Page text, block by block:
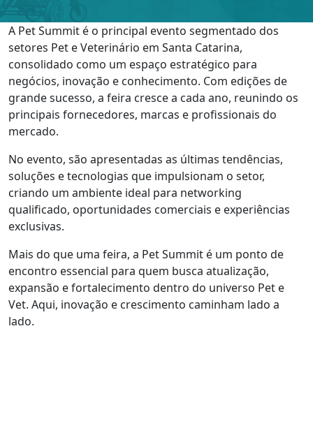
A Pet Summit é o principal evento segmentado dos
setores Pet e Veterinário em Santa Catarina,
consolidado como um espaço estratégico para
negócios, inovação e conhecimento. Com edições de
grande sucesso, a feira cresce a cada ano, reunindo os
principais fornecedores, marcas e profissionais do
mercado.
No evento, são apresentadas as últimas tendências,
soluções e tecnologias que impulsionam o setor,
criando um ambiente ideal para networking
qualificado, oportunidades comerciais e experiências
exclusivas.
Mais do que uma feira, a Pet Summit é um ponto de
encontro essencial para quem busca atualização,
expansão e fortalecimento dentro do universo Pet e
Vet. Aqui, inovação e crescimento caminham lado a
lado.